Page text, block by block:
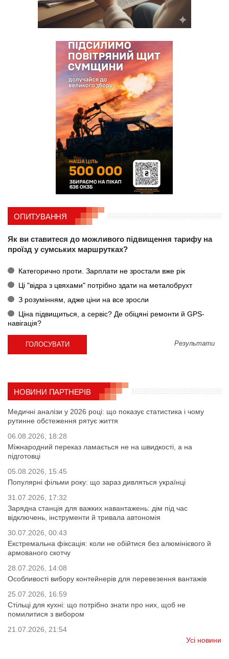
ОПИТУВАННЯ
Як ви ставитеся до можливого підвищення тарифу на
проїзд у сумських маршрутках?
Категорично проти. Зарплати не зростали вже рік
Ці "відра з цвяхами" потрібно здати на металобрухт
З розумінням, адже ціни на все зросли
Ціна підвищиться, а сервіс? Де обіцяні ремонти й GPS-
навігація?
Результати
НОВИНИ ПАРТНЕРІВ
Медичні аналізи у 2026 році: що показує статистика і чому
рутинне обстеження рятує життя
06.08.2026, 18:28
Міжнародний переказ ламається не на швидкості, а на
підготовці
05.08.2026, 15:45
Популярні фільми року: що зараз дивляться українці
31.07.2026, 17:32
Зарядна станція для важких навантажень: дім під час
відключень, інструменти й тривала автономія
30.07.2026, 00:43
Екстремальна фіксація: коли не обійтися без алюмінієвого й
армованого скотчу
28.07.2026, 14:08
Особливості вибору контейнерів для перевезення вантажів
25.07.2026, 16:59
Стільці для кухні: що потрібно знати про них, щоб не
помилитися з вибором
21.07.2026, 21:54
Усі новини